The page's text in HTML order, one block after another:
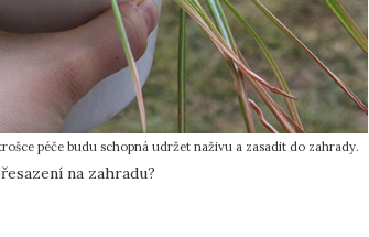
péče budu schopná udržet naživu a zasadit do zahrady.
na zahradu?